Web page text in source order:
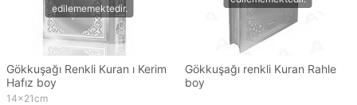
Gökkuşağı Renkli Kuran ı Kerim
Hafız boy
14x21cm
Gökkuşağı renkli Kuran Rahle
boy